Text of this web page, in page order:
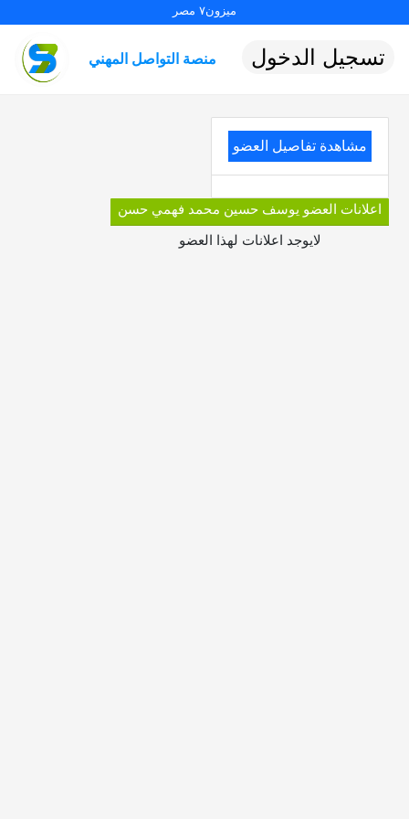
ميزون٧ مصر
منصة التواصل المهني تسجيل الدخول
مشاهدة تفاصيل العضو
اعلانات العضو يوسف حسين محمد فهمي حسن
لايوجد اعلانات لهذا العضو